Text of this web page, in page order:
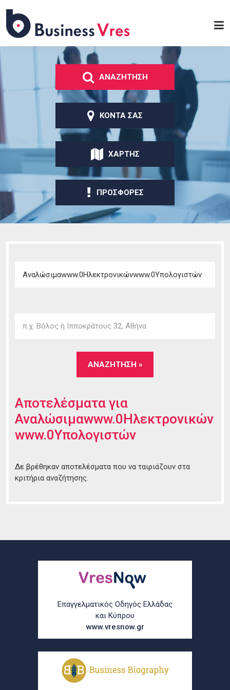
κυρίως περιεχόμενο
Business
ΑΝΑΖΗΤΗΣΗ
ΚΟΝΤΑ ΣΑΣ
ΧΑΡΤΗΣ
ΠΡΟΣΦΟΡΕΣ
Αποτελέσματα για
Αναλώσιμαwww.0Ηλεκτρονικών
www.0Υπολογιστών
Δε βρέθηκαν αποτελέσματα που να ταιριάζουν στα
κριτήρια αναζήτησης.
Επαγγελματικός Οδηγός Ελλάδας
και Κύπρου
www.vresnow.gr